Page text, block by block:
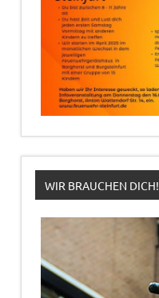
WIR BRAUCHEN DICH!